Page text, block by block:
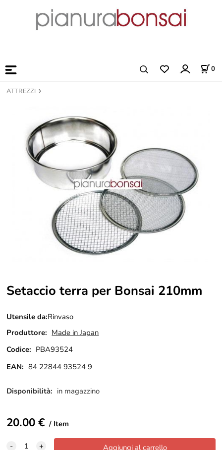
0
ATTREZZI
Setaccio terra per Bonsai 210mm
Utensile da:Rinvaso
Produttore: Made in Japan
Codice: PBA93524
EAN: 84 22844 93524 9
Disponibilità: in magazzino
20.00€ Item